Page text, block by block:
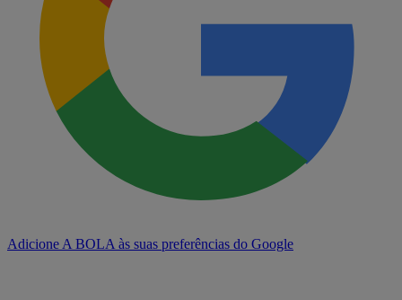
Adicione A BOLA às suas preferências do Google